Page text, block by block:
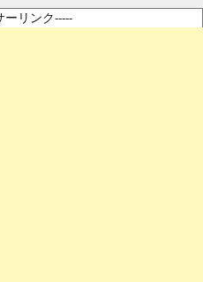
ーリンク-----